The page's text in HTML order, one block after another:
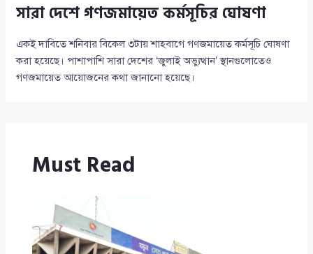
সারা দেশে গণজমায়েত কর্মসূচির ঘোষণা
একই দাবিতে শনিবার বিকেল ৩টায় শাহবাগে গণজমায়েত কর্মসূচি ঘোষণা
করা হয়েছে। পাশাপাশি সারা দেশের ‘জুলাই অভ্যুত্থান’ স্থানগুলোতেও
গণজমায়েত আয়োজনের কথা জানানো হয়েছে।
Must Read